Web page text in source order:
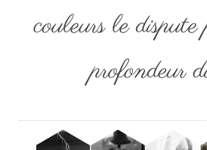
couleurs le
profondeur